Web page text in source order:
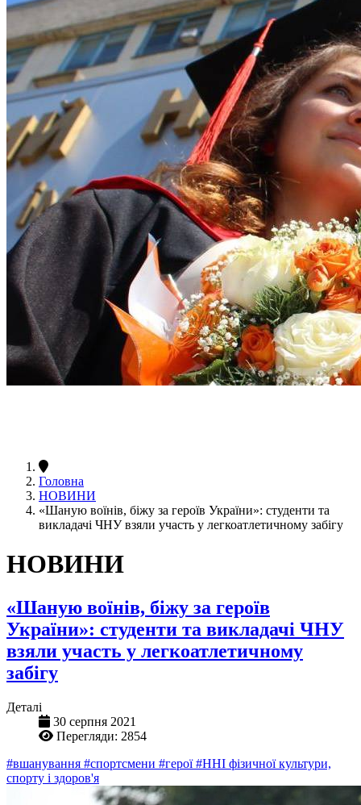
Головна
НОВИНИ
«Шаную воїнів, біжу за героїв України»: студенти та
викладачі ЧНУ взяли участь у легкоатлетичному забігу
НОВИНИ
«Шаную воїнів, біжу за героїв
України»: студенти та викладачі ЧНУ
взяли участь у легкоатлетичному
забігу
Деталі
30 серпня 2021
Перегляди: 2854
#вшанування #спортсмени #герої#ННІ фізичної культури,
спорту і здоров'я